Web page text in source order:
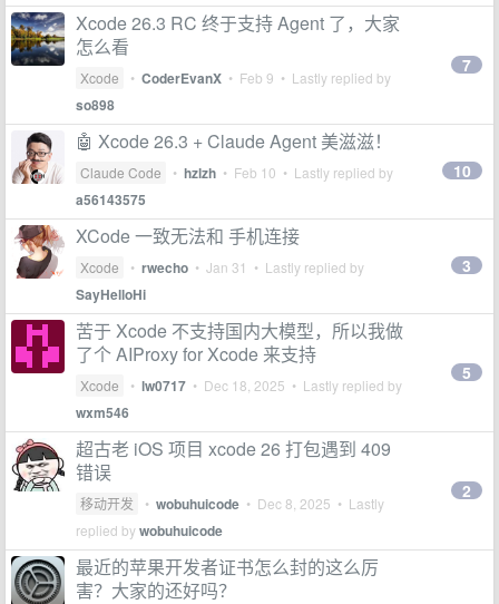
Xcode 26.3 RC 终于支持 Agent 了，大家
怎么看
Xcode • CoderEvanX • Feb 9 • Lastly replied by
so898
7
🤖 Xcode 26.3 + Claude Agent 美滋滋！
Claude Code • hzlzh • Feb 10 • Lastly replied by
a56143575
10
XCode 一致无法和 手机连接
Xcode • rwecho • Jan 31 • Lastly replied by
SayHelloHi
3
苦于 Xcode 不支持国内大模型，所以我做
了个 AIProxy for Xcode 来支持
Xcode • lw0717 • Dec 18, 2025 • Lastly replied by
wxm546
5
超古老 iOS 项目 xcode 26 打包遇到 409
错误
移动开发 • wobuhuicode • Dec 8, 2025 • Lastly
replied bywobuhuicode
2
最近的苹果开发者证书怎么封的这么厉
害？大家的还好吗？